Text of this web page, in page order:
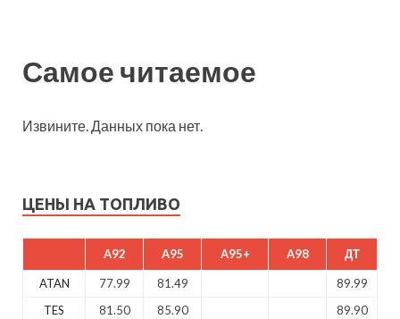
Самое читаемое
Извините. Данных пока нет.
ЦЕНЫ НА ТОПЛИВО
A92 A95 A95+ A98 ДТ
ATAN 77.99 81.49
89.99
TES
81.50 85.90
89.90